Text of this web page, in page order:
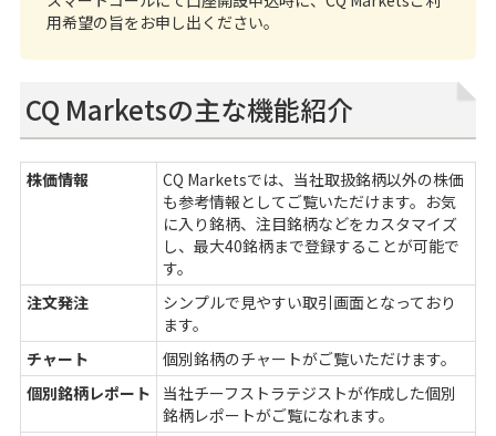
用希望の旨をお申し出ください。
CQ Marketsの主な機能紹介
株価情報
CQ Marketsでは、当社取扱銘柄以外の株価
も参考情報としてご覧いただけます。お気
に入り銘柄、注目銘柄などをカスタマイズ
し、最大40銘柄まで登録することが可能で
す。
注文発注
シンプルで見やすい取引画面となっており
ます。
チャート
個別銘柄のチャートがご覧いただけます。
個別銘柄レポート
当社チーフストラテジストが作成した個別
銘柄レポートがご覧になれます。